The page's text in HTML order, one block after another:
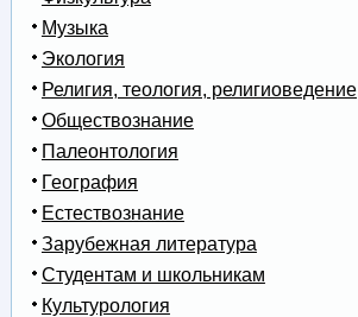
Музыка
Экология
Религия, теология, религиоведение
Обществознание
Палеонтология
География
Естествознание
Зарубежная литература
Студентам и школьникам
Культурология